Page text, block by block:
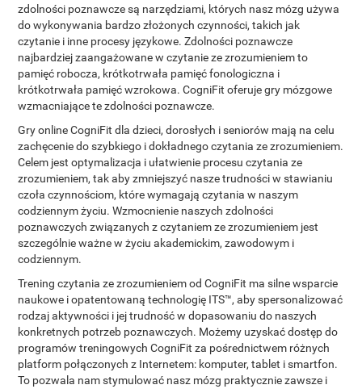
zdolności poznawcze są narzędziami, których nasz mózg używa
do wykonywania bardzo złożonych czynności, takich jak
czytanie i inne procesy językowe. Zdolności poznawcze
najbardziej zaangażowane w czytanie ze zrozumieniem to
pamięć robocza, krótkotrwała pamięć fonologiczna i
krótkotrwała pamięć wzrokowa. CogniFit oferuje gry mózgowe
wzmacniające te zdolności poznawcze.
Gry online CogniFit dla dzieci, dorosłych i seniorów mają na celu
zachęcenie do szybkiego i dokładnego czytania ze zrozumieniem.
Celem jest optymalizacja i ułatwienie procesu czytania ze
zrozumieniem, tak aby zmniejszyć nasze trudności w stawianiu
czoła czynnościom, które wymagają czytania w naszym
codziennym życiu. Wzmocnienie naszych zdolności
poznawczych związanych z czytaniem ze zrozumieniem jest
szczególnie ważne w życiu akademickim, zawodowym i
codziennym.
Trening czytania ze zrozumieniem od CogniFit ma silne wsparcie
naukowe i opatentowaną technologię ITS™, aby spersonalizować
rodzaj aktywności i jej trudność w dopasowaniu do naszych
konkretnych potrzeb poznawczych. Możemy uzyskać dostęp do
programów treningowych CogniFit za pośrednictwem różnych
platform połączonych z Internetem: komputer, tablet i smartfon.
To pozwala nam stymulować nasz mózg praktycznie zawsze i